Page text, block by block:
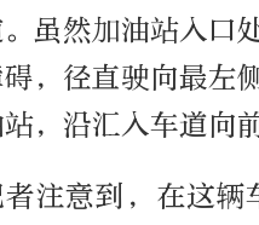
虽然加油站入口
碍，径直驶向最左
，沿汇入车道向
者注意到，在这